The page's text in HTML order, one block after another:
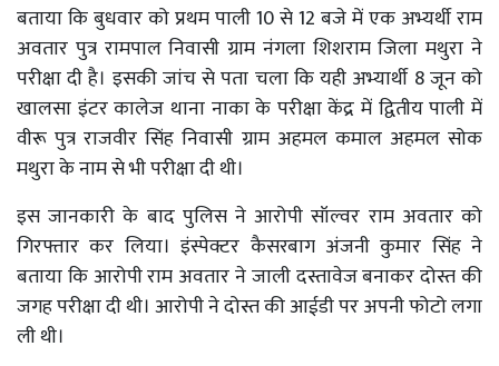
बताया कि बुधवार को प्रथम पाली 10 से 12 बजे में एक अभ्यर्थी राम
अवतार पुत्र रामपाल निवासी ग्राम नंगला शिशराम जिला मथुरा ने
परीक्षा दी है। इसकी जांच से पता चला कि यही अभ्यार्थी 8 जून को
खालसा इंटर कालेज थाना नाका के परीक्षा केंद्र में द्वितीय पाली में
वीरू पुत्र राजवीर सिंह निवासी ग्राम अहमल कमाल अहमल सोक
मथुरा के नाम से भी परीक्षा दी थी।
इस जानकारी के बाद पुलिस ने आरोपी सॉल्वर राम अवतार को
गिरफ्तार कर लिया। इंस्पेक्टर कैसरबाग अंजनी कुमार सिंह ने
बताया कि आरोपी राम अवतार ने जाली दस्तावेज बनाकर दोस्त की
जगह परीक्षा दी थी। आरोपी ने दोस्त की आईडी पर अपनी फोटो लगा
ली थी।